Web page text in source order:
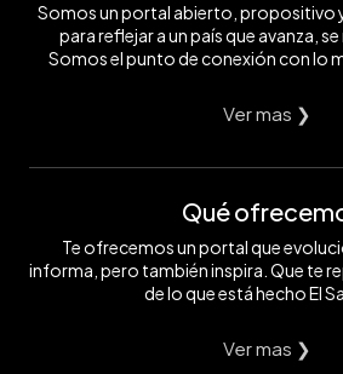
Somos un portal abierto, propositivo
para reflejar a un país que avanza, se
Somos el punto de conexión con lo
Ver mas ❯
Qué
Te ofrecemos un portal que
informa, pero también inspira. Que te
de lo que está hecho El
Ver mas ❯